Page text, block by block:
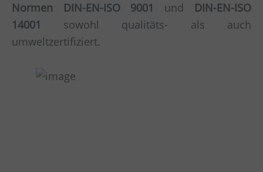
Normen DIN-EN-ISO 9001
und DIN-EN-ISO
14001
sowohl qualitäts- als auch
umweltzertifiziert.